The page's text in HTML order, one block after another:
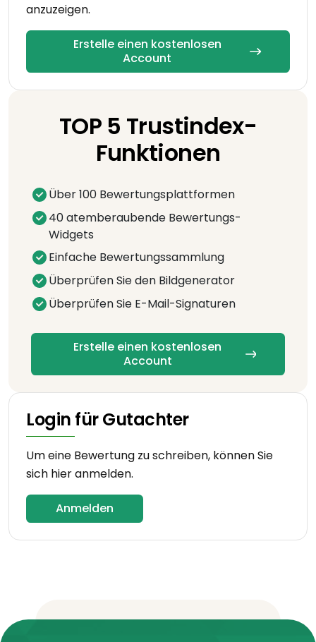
anzuzeigen.
Erstelle einen kostenlosen
Account
TOP 5 Trustindex-
Funktionen
Über 100 Bewertungsplattformen
40 atemberaubende Bewertungs-
Widgets
Einfache Bewertungssammlung
Überprüfen Sie den Bildgenerator
Überprüfen Sie E-Mail-Signaturen
Erstelle einen kostenlosen
Account
Login für Gutachter
Um eine Bewertung zu schreiben, können Sie
sich hier anmelden.
Anmelden